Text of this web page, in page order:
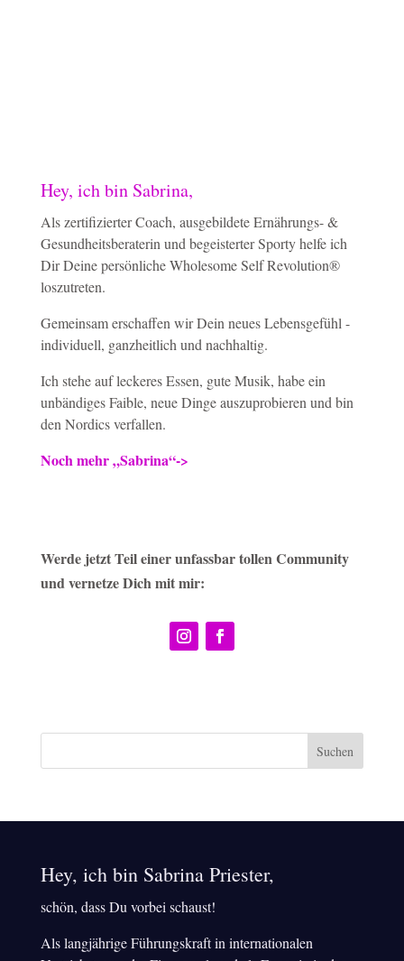
Hey, ich bin Sabrina,
Als zertifizierter Coach, ausgebildete Ernährungs- &
Gesundheitsberaterin und begeisterter Sporty helfe ich
Dir Deine persönliche Wholesome Self Revolution®
loszutreten.
Gemeinsam erschaffen wir Dein neues Lebensgefühl -
individuell, ganzheitlich und nachhaltig.
Ich stehe auf leckeres Essen, gute Musik, habe ein
unbändiges Faible, neue Dinge auszuprobieren und bin
den Nordics verfallen.
Noch mehr „Sabrina“->
Werde jetzt Teil einer unfassbar tollen Community
und vernetze Dich mit mir:
Hey, ich bin Sabrina Priester,
schön, dass Du vorbei schaust!
Als langjährige Führungskraft in internationalen